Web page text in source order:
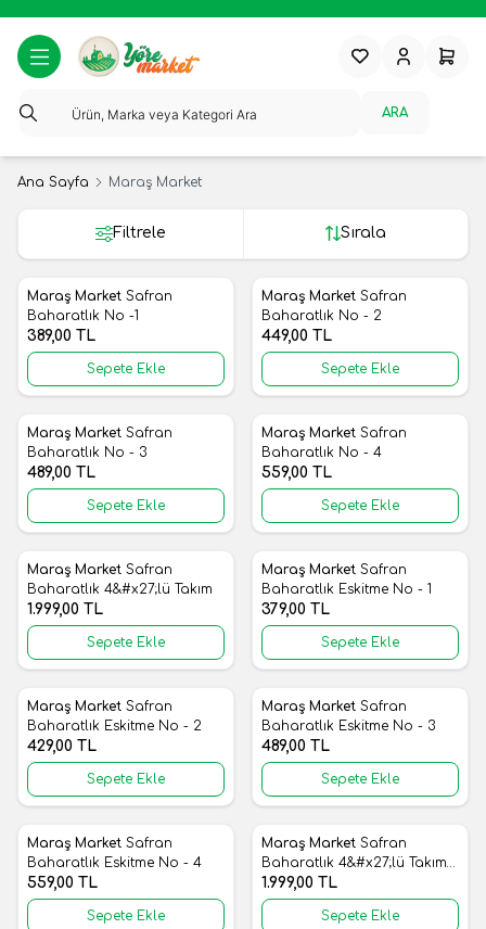
ARA
FavorilerimHesabım
Ana Sayfa Maraş Market
Filtrele Sırala
Yeni
Favorilere Ekle
Maraş Market Safran
Baharatlık No -1
389,00 TL
Sepete Ekle
Yeni
Favorilere Ekle
Maraş Market Safran
Baharatlık No - 2
449,00 TL
Sepete Ekle
Yeni
Favorilere Ekle
Maraş Market Safran
Baharatlık No - 3
489,00 TL
Sepete Ekle
Yeni
Favorilere Ekle
Maraş Market Safran
Baharatlık No - 4
559,00 TL
Sepete Ekle
Yeni
Favorilere Ekle
Maraş Market Safran
Baharatlık 4&#x27;lü Takım
1.999,00 TL
Sepete Ekle
Yeni
Favorilere Ekle
Maraş Market Safran
Baharatlık Eskitme No - 1
379,00 TL
Sepete Ekle
Yeni
Favorilere Ekle
Maraş Market Safran
Baharatlık Eskitme No - 2
429,00 TL
Sepete Ekle
Yeni
Favorilere Ekle
Maraş Market Safran
Baharatlık Eskitme No - 3
489,00 TL
Sepete Ekle
Yeni
Favorilere Ekle
Maraş Market Safran
Baharatlık Eskitme No - 4
559,00 TL
Sepete Ekle
Yeni
Favorilere Ekle
Maraş Market Safran
Baharatlık 4&#x27;lü Takım
Eskitme
1.999,00 TL
Sepete Ekle